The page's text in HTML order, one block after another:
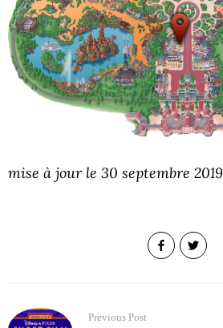
mise à jour le 30 septembre 2019
Previous Post